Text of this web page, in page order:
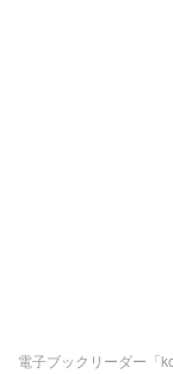
電子ブックリーダー「